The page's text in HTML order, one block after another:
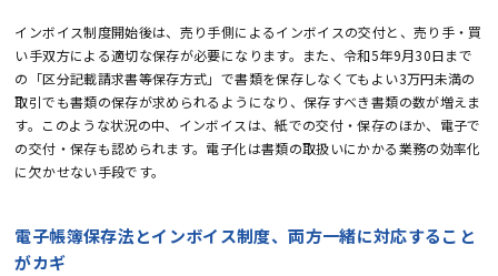
インボイス制度開始後は、売り手側によるインボイスの交付と、売り手・買
い手双方による適切な保存が必要になります。また、令和5年9月30日まで
の「区分記載請求書等保存方式」で書類を保存しなくてもよい3万円未満の
取引でも書類の保存が求められるようになり、保存すべき書類の数が増えま
す。このような状況の中、インボイスは、紙での交付・保存のほか、電子で
の交付・保存も認められます。電子化は書類の取扱いにかかる業務の効率化
に欠かせない手段です。
電子帳簿保存法とインボイス制度、両方一緒に対応すること
がカギ